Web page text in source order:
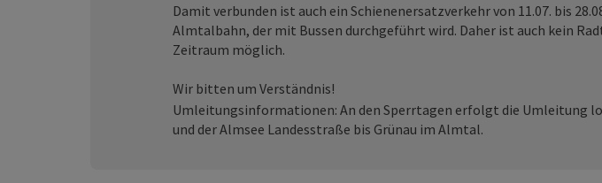
Damit verbunden ist auch ein Schienenersatzverkehr von 11.07. bis
Almtalbahn, der mit Bussen durchgeführt wird. Daher ist auch kein
Zeitraum möglich.
Wir bitten um Verständnis!
Umleitungsinformationen: An den Sperrtagen erfolgt die Umleitung
und der Almsee Landesstraße bis Grünau im Almtal.